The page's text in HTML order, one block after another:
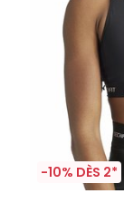
-10% DÈS 2*